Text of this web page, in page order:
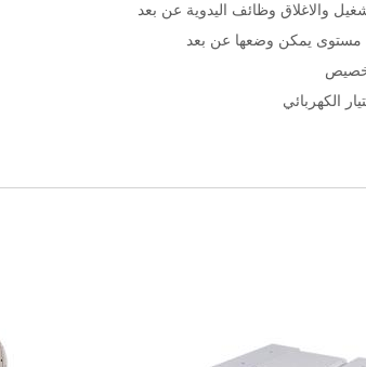
والاغلاق وظائف اليدوية عن بعد
مستوى يمكن وضعها عن بعد
الكهربائي